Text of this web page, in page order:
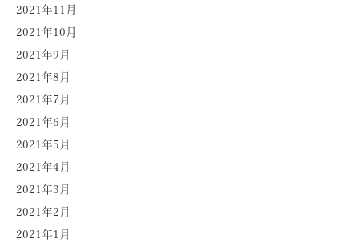
2021年11月
2021年10月
2021年9月
2021年8月
2021年7月
2021年6月
2021年5月
2021年4月
2021年3月
2021年2月
2021年1月